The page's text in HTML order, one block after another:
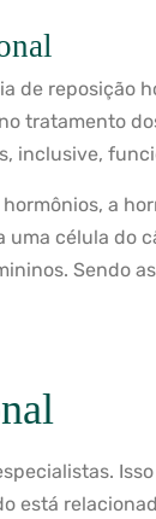
de reposição
tratamento
inclusive,
a
célula do
Sendo
está